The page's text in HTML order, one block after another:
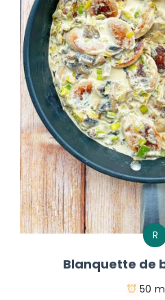
R
Blanquette de
50